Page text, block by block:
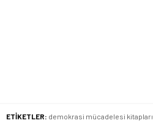
ETİKETLER: demokrasi mücadelesi kitapları